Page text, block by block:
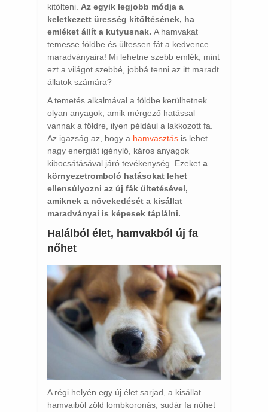
kitölteni. Az egyik legjobb módja a
keletkezett üresség kitöltésének, ha
emléket állít a kutyusnak. A hamvakat
temesse földbe és ültessen fát a kedvence
maradványaira! Mi lehetne szebb emlék, mint
ezt a világot szebbé, jobbá tenni az itt maradt
állatok számára?
A temetés alkalmával a földbe kerülhetnek
olyan anyagok, amik mérgező hatással
vannak a földre, ilyen például a lakkozott fa.
Az igazság az, hogy a hamvasztás is lehet
nagy energiát igénylő, káros anyagok
kibocsátásával járó tevékenység. Ezeket a
környezetromboló hatásokat lehet
ellensúlyozni az új fák ültetésével,
amiknek a növekedését a kisállat
maradványai is képesek táplálni.
Halálból élet, hamvakból új fa
nőhet
A régi helyén egy új élet sarjad, a kisállat
hamvaiból zöld lombkoronás, sudár fa nőhet